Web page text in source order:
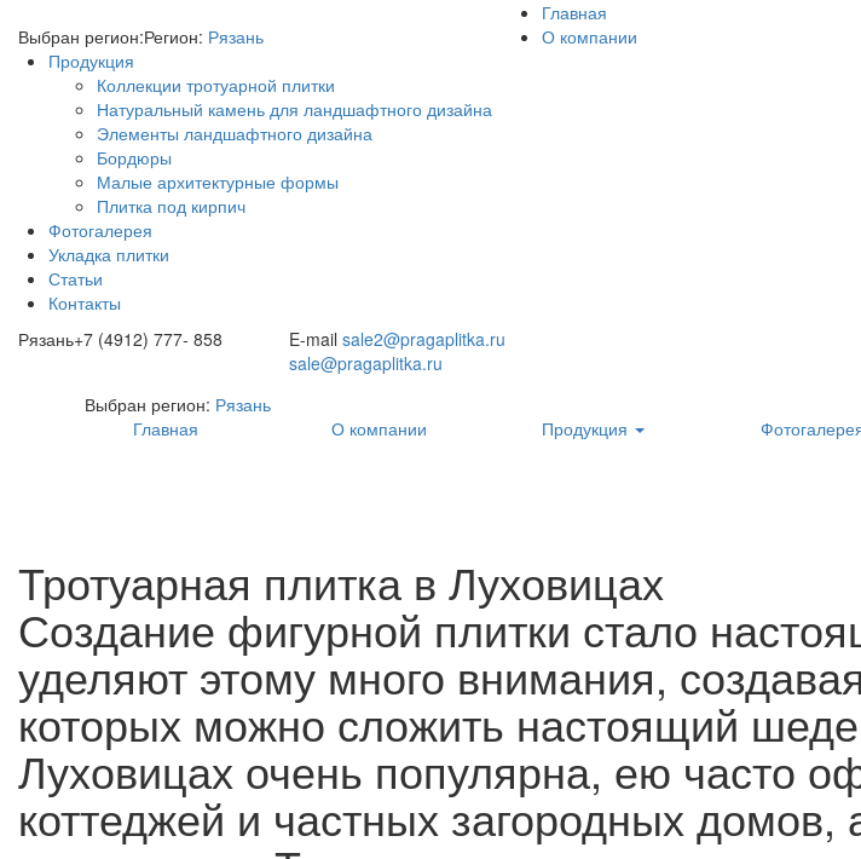
Выбран регион:Регион: Рязань
Главная
О компании
Продукция
Коллекции тротуарной плитки
Натуральный камень для ландшафтного дизайна
Элементы ландшафтного дизайна
Бордюры
Малые архитектурные формы
Плитка под кирпич
Фотогалерея
Укладка плитки
Статьи
Контакты
Рязань+7 (4912) 777- 858 E-mail sale2@pragaplitka.ru
sale@pragaplitka.ru
Выбран регион: Рязань
Главная
О компании Продукция
Тротуарная плитка в Луховицах
Создание фигурной плитки стало
уделяют этому много внимания,
которых можно сложить настоящий
Луховицах очень популярна, ею часто
коттеджей и частных загородных